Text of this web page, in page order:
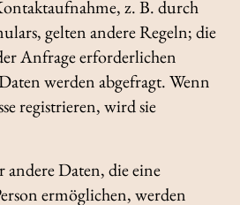
z. B. durch
gelten andere Regeln; die
Anfrage erforderlichen
werden abgefragt. Wenn
registrieren, wird sie
andere Daten, die eine
ermöglichen, werden